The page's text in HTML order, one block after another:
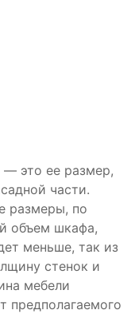
это ее размер,
части.
размеры, по
объем шкафа,
меньше, так из
стенок и
мебели
предполагаемого